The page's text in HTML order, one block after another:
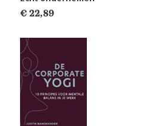
€ 22,89